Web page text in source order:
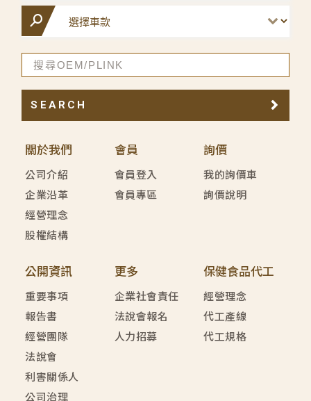
關於我們
公司介紹
企業沿革
經營理念
股權結構
會員
會員登入
會員專區
詢價
我的詢價車
詢價說明
公開資訊
重要事項
報告書
經營團隊
法說會
利害關係人
公司治理
更多
企業社會責任
法說會報名
人力招募
保健食品代工
經營理念
代工產線
代工規格
SEARCH